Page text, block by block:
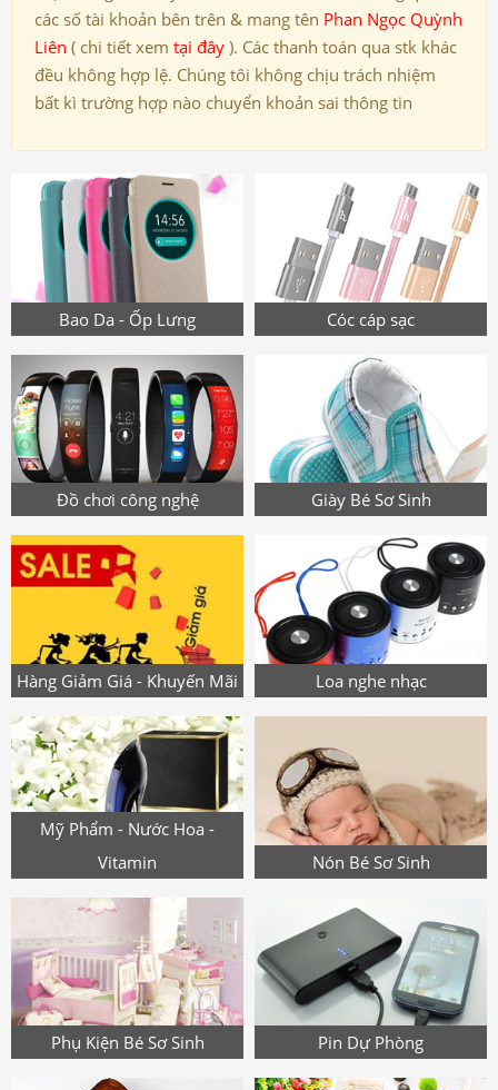
các số tài khoản bên trên & mang tên Phan Ngọc Quỳnh
Liên ( chi tiết xem tại đây ). Các thanh toán qua stk khác
đều không hợp lệ. Chúng tôi không chịu trách nhiệm
bất kì trường hợp nào chuyển khoản sai thông tin
Bao Da - Ốp Lưng Cóc cáp sạc
Đồ chơi công nghệ Giày Bé Sơ Sinh
Hàng Giảm Giá - Khuyến Mãi Loa nghe nhạc
Mỹ Phẩm - Nước Hoa -
Vitamin
Nón Bé Sơ Sinh
Phụ Kiện Bé Sơ Sinh Pin Dự Phòng